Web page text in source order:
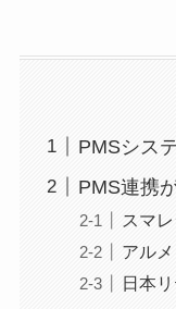
PMSシス
PMS連携
スマ
アル
日本